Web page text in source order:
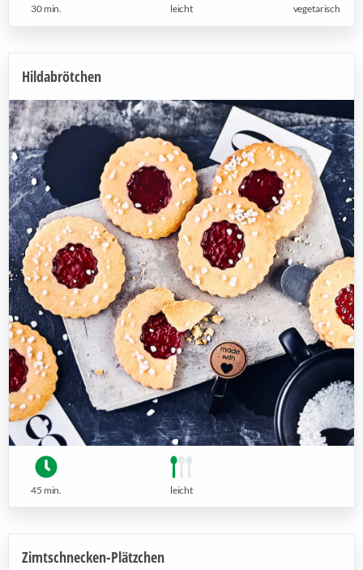
30 min. leicht vegetarisch
Hildabrötchen
45 min. leicht
Zimtschnecken-Plätzchen